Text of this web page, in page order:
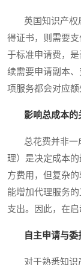
英国知识产权
得证书，则需要
于标准申请费，
续需要申请副本
项服务都会对应额
影响总成本的
总花费并非一成
理）是决定成本
方费用，但复杂
能增加代理服务
支出。因此，在
自主申请与
对于熟悉知识